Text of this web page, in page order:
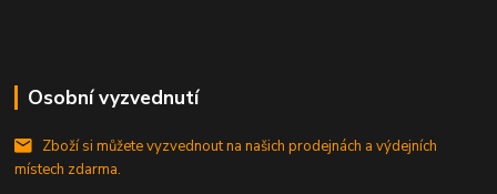
Osobní vyzvednutí
Zboží si můžete vyzvednout na našich prodejnách a výdejních
místech zdarma.